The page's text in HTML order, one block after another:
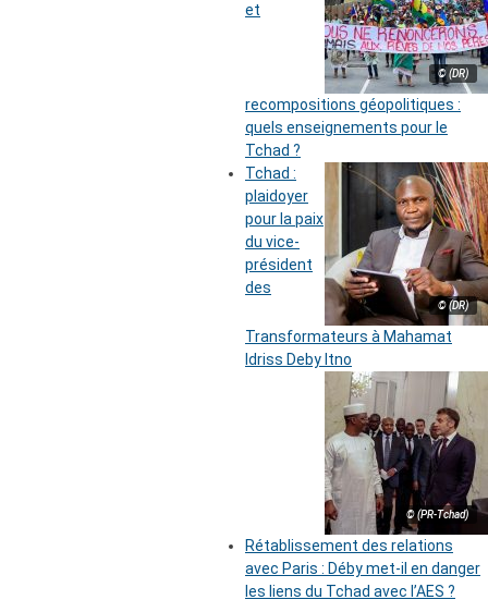
© (DR)
et
recompositions géopolitiques :
quels enseignements pour le
Tchad ?
© (DR)
Tchad :
plaidoyer
pour la paix
du vice-
président
des
Transformateurs à Mahamat
Idriss Deby Itno
© (PR-Tchad)
Rétablissement des relations
avec Paris : Déby met-il en danger
les liens du Tchad avec l’AES ?